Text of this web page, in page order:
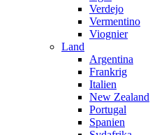
Verdejo
Vermentino
Viognier
Land
Argentina
Frankrig
Italien
New Zealand
Portugal
Spanien